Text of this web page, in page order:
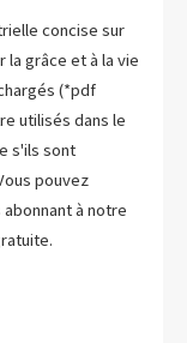
concise sur
la grâce et à la vie
(*pdf
utilisés dans le
s'ils sont
pouvez
à notre